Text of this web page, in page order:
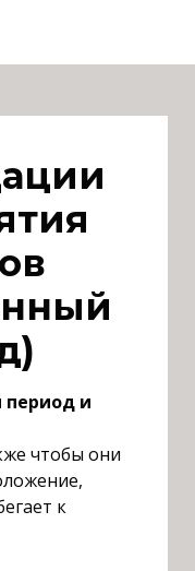
период и
чтобы они
к